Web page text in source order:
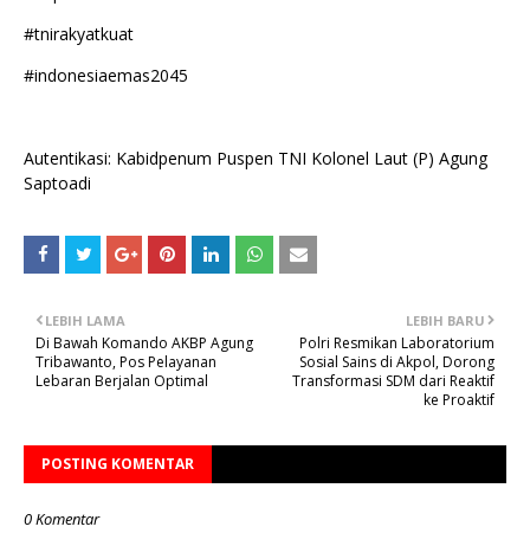
#tnirakyatkuat
#indonesiaemas2045
Autentikasi: Kabidpenum Puspen TNI Kolonel Laut (P) Agung
Saptoadi
LEBIH BARU
Polri Resmikan Laboratorium
Sosial Sains di Akpol, Dorong
Transformasi SDM dari Reaktif
ke Proaktif
LEBIH LAMA
Di Bawah Komando AKBP Agung
Tribawanto, Pos Pelayanan
Lebaran Berjalan Optimal
POSTING KOMENTAR
0 Komentar